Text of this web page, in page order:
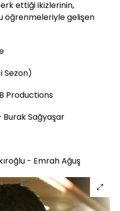
ettiği ikizlerinin,
öğrenmeleriyle gelişen
Sezon)
Productions
Burak Sağyaşar
- Emrah Ağuş